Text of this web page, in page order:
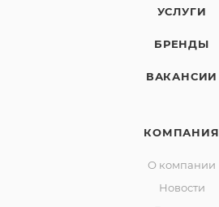
УСЛУГИ
БРЕНДЫ
ВАКАНСИИ
КОМПАНИЯ
О компании
Новости